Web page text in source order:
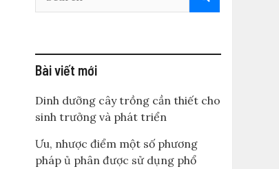
Bài viết mới
Dinh dưỡng cây trồng cần thiết cho
sinh trưởng và phát triển
Ưu, nhược điểm một số phương
pháp ủ phân được sử dụng phổ